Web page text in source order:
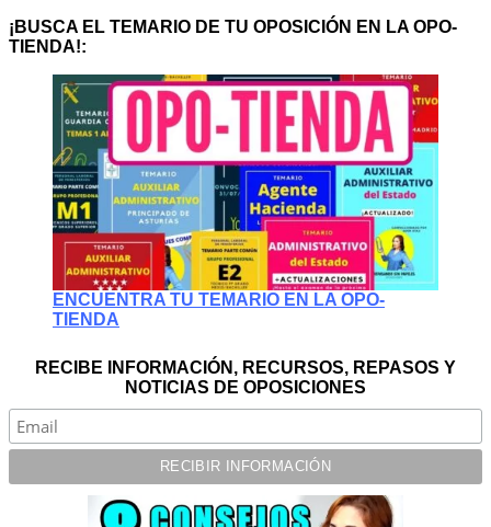
¡BUSCA EL TEMARIO DE TU OPOSICIÓN EN LA OPO-
TIENDA!:
ENCUENTRA TU TEMARIO EN LA OPO-
TIENDA
RECIBE INFORMACIÓN, RECURSOS, REPASOS Y
NOTICIAS DE OPOSICIONES